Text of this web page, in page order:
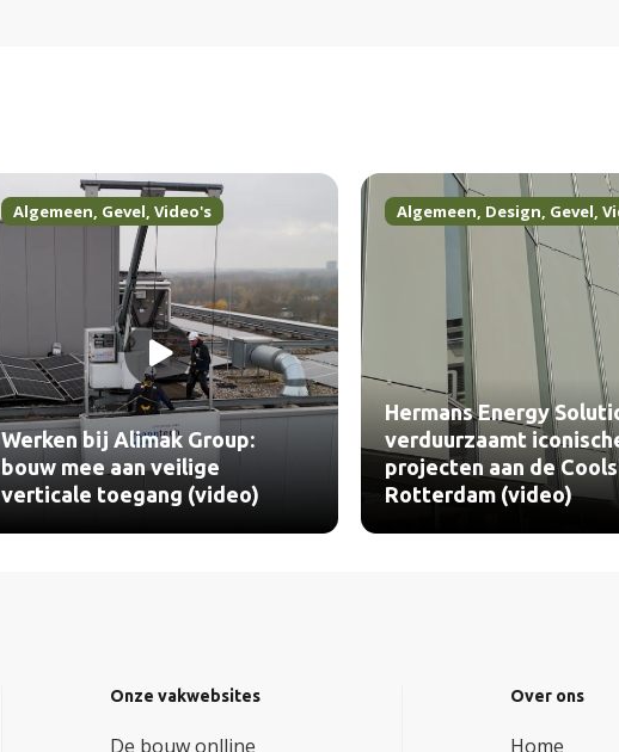
Algemeen, Gevel,Video's
Werken bij Alimak Group:
bouw mee aan veilige
verticale toegang (video)
Algemeen, Design, Gevel,
Hermans Energy
verduurzaamt
projecten aan de
Rotterdam (video)
Onze vakwebsites
De bouw onlline
Over ons
Home